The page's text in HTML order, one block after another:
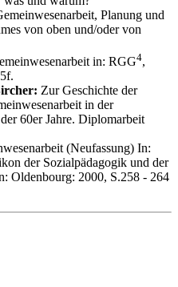
Planung und
von oben und/oder von
in: RGG4,
Zur Geschichte der
in der
60er Jahre. Diplomarbeit
(Neufassung) In:
der Sozialpädagogik und der
Oldenbourg: 2000, S.258 - 264